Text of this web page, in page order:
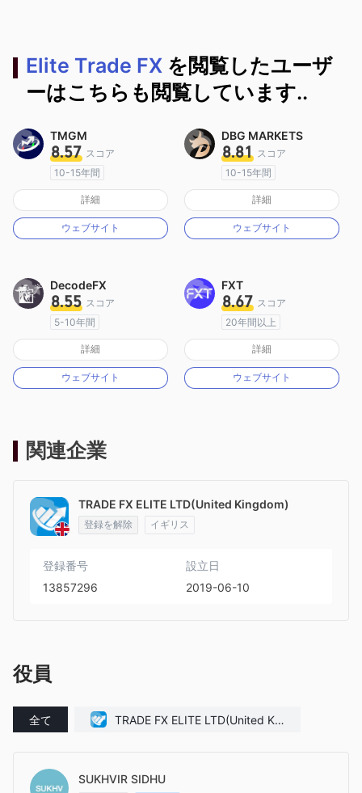
Elite Trade FX を閲覧したユーザ
ーはこちらも閲覧しています..
TMGM
8.57 スコア
10-15年間
オーストラリア規制
マーケットメイキングライセンス（MM）
MT4フルライセンス
詳細
ウェブサイト
DBG MARKETS
8.81 スコア
10-15年間
オーストラリア規制
マーケットメイキングライセンス（MM）
MT4フルライセンス
詳細
ウェブサイト
DecodeFX
8.55 スコア
5-10年間
オーストラリア規制
マーケットメイキングライセンス（MM）
MT4フルライセンス
詳細
ウェブサイト
FXT
8.67 スコア
20年間以上
オーストラリア規制
マーケットメイキングライセンス（MM）
MT4フルライセンス
詳細
ウェブサイト
関連企業
TRADE FX ELITE LTD(United Kingdom)
登録を解除 イギリス
登録番号
13857296
設立日
2019-06-10
役員
全て
TRADE FX ELITE LTD(United Kin
SUKHVIR SIDHU